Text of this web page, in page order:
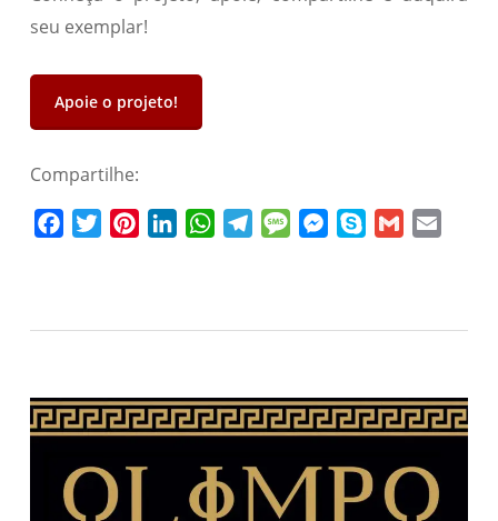
seu exemplar!
Apoie o projeto!
Compartilhe:
FacebookTwitterPinterestLinkedInWhatsAppTelegramMessageMessenger
Skype Gmail